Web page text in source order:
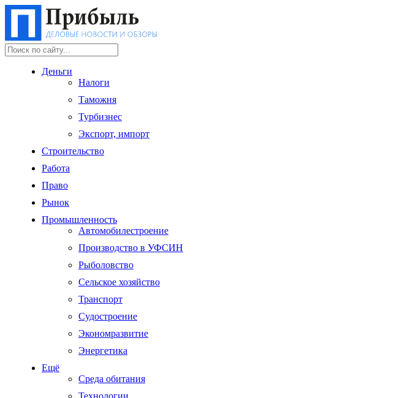
Деньги
Налоги
Таможня
Турбизнес
Экспорт, импорт
Строительство
Работа
Право
Рынок
Промышленность
Автомобилестроение
Производство в УФСИН
Рыболовство
Сельское хозяйство
Транспорт
Судостроение
Экономразвитие
Энергетика
Ещё
Среда обитания